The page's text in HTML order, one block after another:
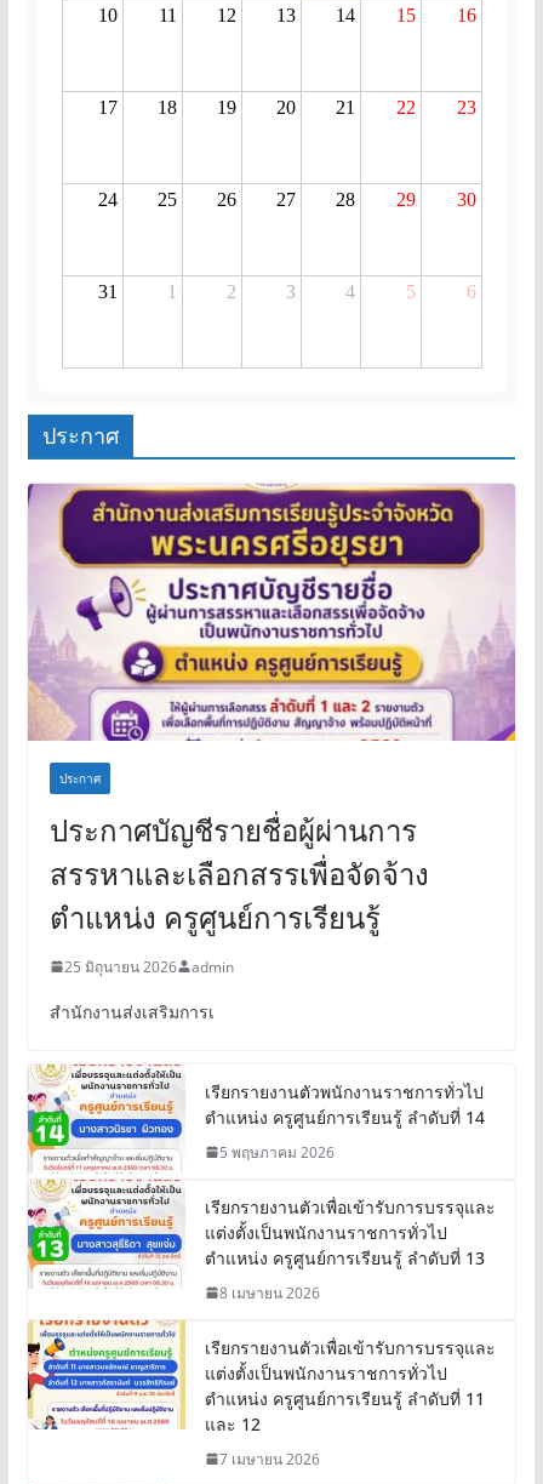
ประกาศ
ประกาศ
ประกาศบัญชีรายชื่อผู้ผ่านการ
สรรหาและเลือกสรรเพื่อจัดจ้าง
ตำแหน่ง ครูศูนย์การเรียนรู้
25 มิถุนายน 2026 admin
ตำแหน่ง ครูศูนย์การเรียนรู้ ลำดับที่ 14
5 พฤษภาคม 2026
เรียกรายงานตัวเพื่อเข้ารับการบรรจุและ
ตำแหน่ง ครูศูนย์การเรียนรู้ ลำดับที่ 13
8 เมษายน 2026
เรียกรายงานตัวเพื่อเข้ารับการบรรจุและ
แต่งตั้งเป็นพนักงานราชการทั่วไป
และ 12